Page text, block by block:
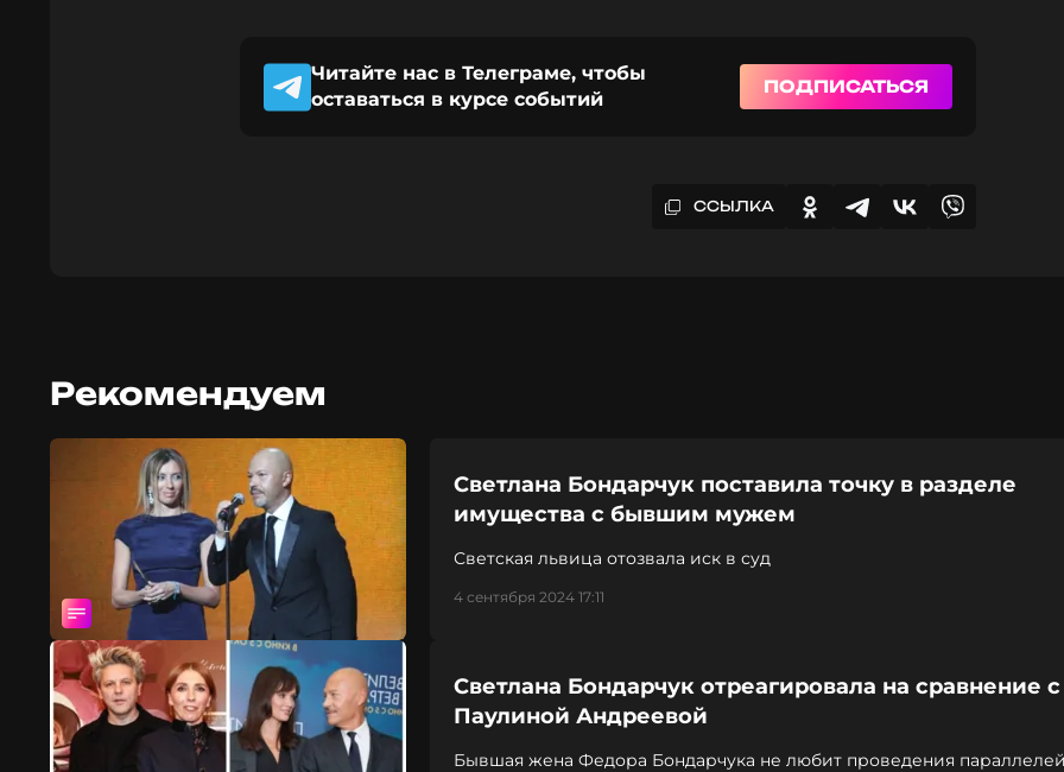
Читайте нас в Телеграме, чтобы
оставаться в курсе событий
ПОДПИСАТЬСЯ
ССЫЛКА
Рекомендуем
Светлана Бондарчук поставила точку в разделе
имущества с бывшим мужем
Светская львица отозвала иск в суд
4 сентября 2024 17:11
Светлана Бондарчук отреагировала на сравнение с
Паулиной Андреевой
Бывшая жена Федора Бондарчука не любит проведения